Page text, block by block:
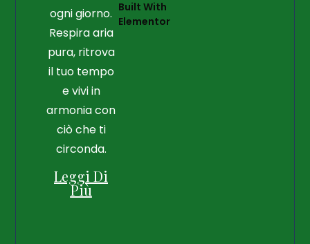
ogni giorno.
Respira aria
pura, ritrova
il tuo tempo
e vivi in
armonia con
ciò che ti
circonda.
Leggi Di
Più
Built With
Elementor